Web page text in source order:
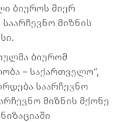
ბიუროს მიერ
მიზნის
ბიურომ
– საქართველო“,
საარჩევნო
მიზნის მქონე